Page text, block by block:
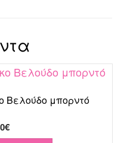
Βελούδο μπορντό
€